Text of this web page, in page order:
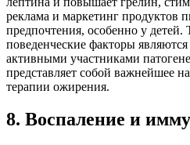
реклама и маркетинг
предпочтения, особенно у
поведенческие факторы
активными участниками
представляет собой важнейшее
терапии ожирения.
8. Воспаление и